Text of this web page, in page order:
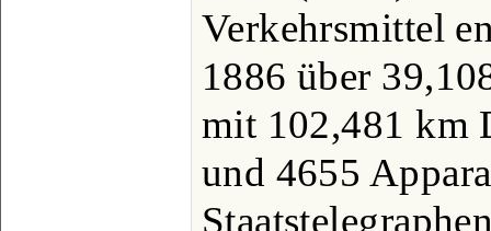
Verkehrsmittel
1886 über
mit 102,481 km
und 4655